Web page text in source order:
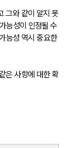
그와 같이 알지 못
능성이 인정될 수
능성 역시 중요한
은 사항에 대한 확